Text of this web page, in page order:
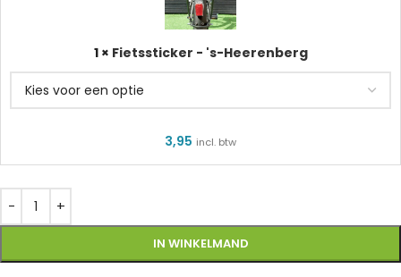
1× Fietssticker - 's-Heerenberg
3,95 incl. btw
IN WINKELMAND